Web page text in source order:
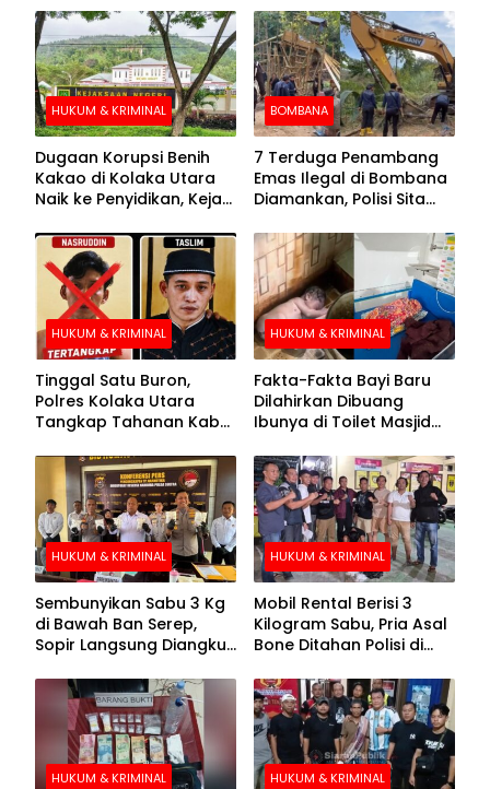
HUKUM & KRIMINAL
Dugaan Korupsi Benih
Kakao di Kolaka Utara
Naik ke Penyidikan, Kejari
BOMBANA
7 Terduga Penambang
Emas Ilegal di Bombana
Diamankan, Polisi Sita
Crusher
HUKUM & KRIMINAL
Tinggal Satu Buron,
Polres Kolaka Utara
Tangkap Tahanan Kabur
Pengejaran
HUKUM & KRIMINAL
Fakta-Fakta Bayi Baru
Dilahirkan Dibuang
Ibunya di Toilet Masjid
HUKUM & KRIMINAL
Sembunyikan Sabu 3 Kg
di Bawah Ban Serep,
Sopir Langsung Diangkut
HUKUM & KRIMINAL
Mobil Rental Berisi 3
Kilogram Sabu, Pria Asal
Bone Ditahan Polisi di
HUKUM & KRIMINAL HUKUM & KRIMINAL